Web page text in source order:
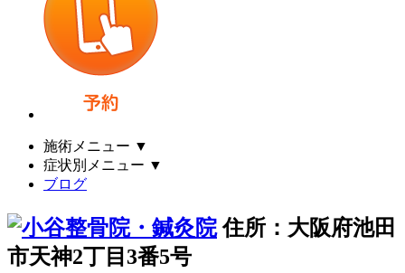
施術メニュー ▼
症状別メニュー ▼
ブログ
住所：大阪府池田
市天神2丁目3番5号